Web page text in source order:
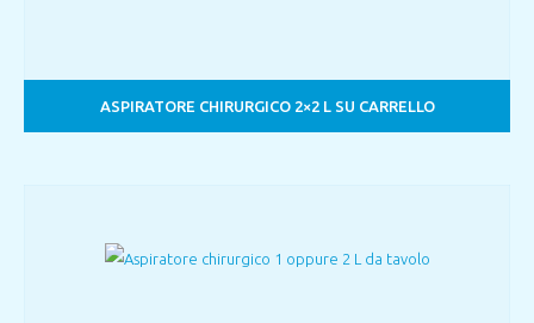
ASPIRATORE CHIRURGICO 2×2 L SU CARRELLO